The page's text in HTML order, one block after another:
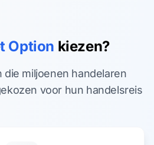
Option kiezen?
miljoenen handelaren
voor hun handelsreis